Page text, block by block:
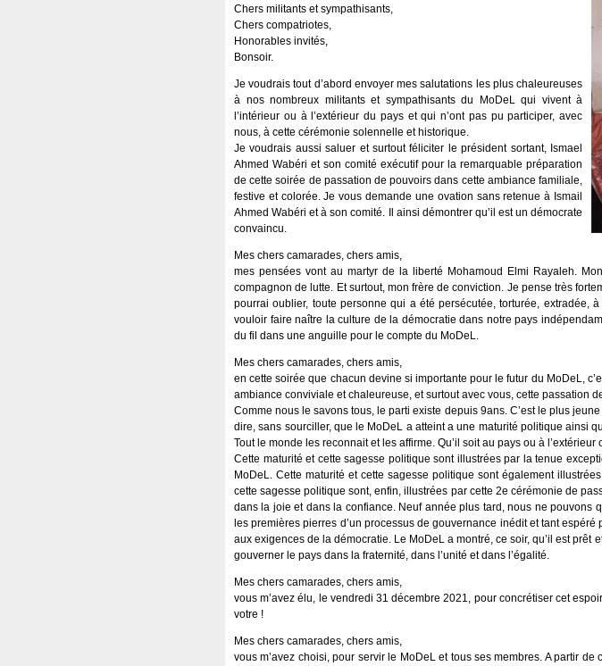
Chers militants et sympathisants,
Chers compatriotes,
Honorables invités,
Bonsoir.
Je voudrais tout d’abord envoyer mes salutations les plus chaleureuses
à nos nombreux militants et sympathisants du MoDeL qui vivent à
l’intérieur ou à l’extérieur du pays et qui n’ont pas pu participer, avec
nous, à cette cérémonie solennelle et historique.
Je voudrais aussi saluer et surtout féliciter le président sortant, Ismael
Ahmed Wabéri et son comité exécutif pour la remarquable préparation
de cette soirée de passation de pouvoirs dans cette ambiance familiale,
festive et colorée. Je vous demande une ovation sans retenue à Ismail
Ahmed Wabéri et à son comité. Il ainsi démontrer qu’il est un démocrate
convaincu.
Mes chers camarades, chers amis,
mes pensées vont au martyr de la liberté Mohamoud Elmi Rayaleh.
compagnon de lutte. Et surtout, mon frère de conviction. Je pense très
pourrai oublier, toute personne qui a été persécutée, torturée,
vouloir faire naître la culture de la démocratie dans notre pays
du fil dans une anguille pour le compte du MoDeL.
Mes chers camarades, chers amis,
en cette soirée que chacun devine si importante pour le futur du MoDeL,
ambiance conviviale et chaleureuse, et surtout avec vous, cette passation
Comme nous le savons tous, le parti existe depuis 9ans. C’est le plus
dire, sans sourciller, que le MoDeL a atteint a une maturité politique ainsi
Tout le monde les reconnait et les affirme. Qu’il soit au pays ou à
Cette maturité et cette sagesse politique sont illustrées par la tenue
MoDeL. Cette maturité et cette sagesse politique sont également
cette sagesse politique sont, enfin, illustrées par cette 2e cérémonie de
dans la joie et dans la confiance. Neuf année plus tard, nous ne
les premières pierres d’un processus de gouvernance inédit et tant
aux exigences de la démocratie. Le MoDeL a montré, ce soir, qu’il est
gouverner le pays dans la fraternité, dans l’unité et dans l’égalité.
Mes chers camarades, chers amis,
vous m’avez élu, le vendredi 31 décembre 2021, pour concrétiser cet
votre !
Mes chers camarades, chers amis,
vous m’avez choisi, pour servir le MoDeL et tous ses membres. A partir